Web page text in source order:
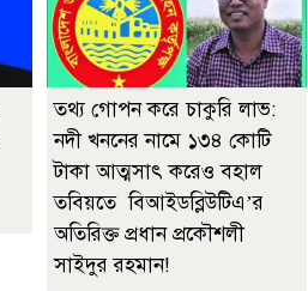
তথ্য গোপন করে চাকুরি লাভ:
নদী খননের নামে ১৩৪ কোটি
টাকা আত্মসাৎ করেও বহাল
তবিয়তে বিআইডব্লিউটিএ’র
অতিরিক্ত প্রধান প্রকৌশলী
সাইদুর রহমান!